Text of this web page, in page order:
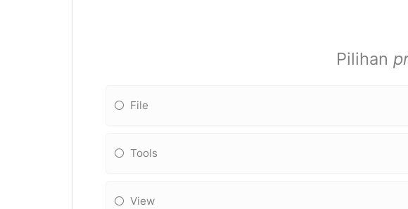
Pilihan
File
Tools
View